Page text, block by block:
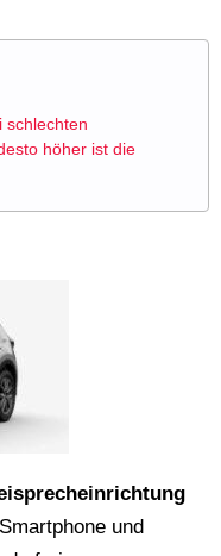
schlechten
höher ist die
und